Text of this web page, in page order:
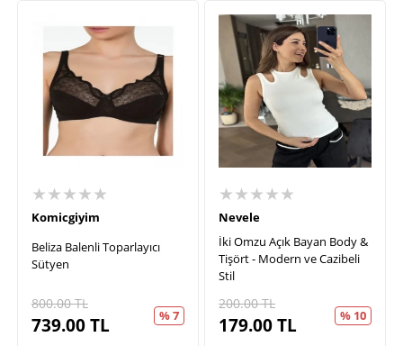
★★★★★
Komicgiyim
Beliza Balenli Toparlayıcı
Sütyen
800.00TL
739.00TL % 7
★★★★★
Nevele
İki Omzu Açık Bayan Body &
Tişört - Modern ve Cazibeli
Stil
200.00TL
179.00TL % 10